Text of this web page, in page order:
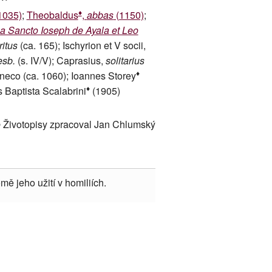
; Theobaldus♦, abbas(1150);
Sancto Ioseph de Ayala et Leo
(ca. 165); Ischyrion et V socii,
(s. IV/V); Caprasius, solitarius
(ca. 1060); Ioannes Storey♦
Baptista Scalabrini♦(1905)
zpracoval Jan Chlumský
jeho užití v homiliích.